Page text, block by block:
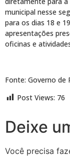
municipal nesse
para os dias 18 e
apresentações
oficinas e
Fonte: Governo de
Post Views: 76
Deixe
Você precisa